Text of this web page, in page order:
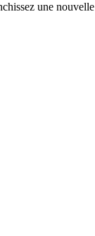
une nouvelle